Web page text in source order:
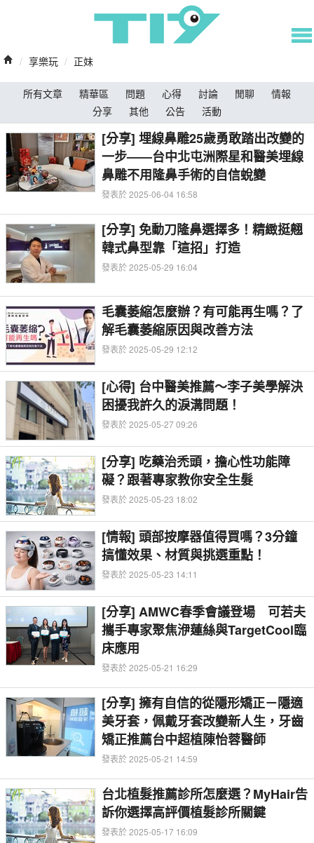
/ 享樂玩 / 正妹
所有文章 精華區 問題 心得 討論 閒聊
情報
分享
其他 公告 活動
[分享] 埋線鼻雕25歲勇敢踏出改變的
一步——台中北屯洲際星和醫美埋線
鼻雕不用隆鼻手術的自信蛻變
發表於 2025-06-04 16:58
[分享] 免動刀隆鼻選擇多！精緻挺翹
韓式鼻型靠「這招」打造
發表於 2025-05-29 16:04
毛囊萎縮怎麼辦？有可能再生嗎？了
解毛囊萎縮原因與改善方法
發表於 2025-05-29 12:12
[心得] 台中醫美推薦～李子美學解決
困擾我許久的淚溝問題！
發表於 2025-05-27 09:26
[分享] 吃藥治禿頭，擔心性功能障
礙？跟著專家教你安全生髮
發表於 2025-05-23 18:02
[情報] 頭部按摩器值得買嗎？3分鐘
搞懂效果、材質與挑選重點！
發表於 2025-05-23 14:11
[分享] AMWC春季會議登場 可若夫
攜手專家聚焦洢蓮絲與TargetCool臨
床應用
發表於 2025-05-21 16:29
[分享] 擁有自信的從隱形矯正－隱適
美牙套，佩戴牙套改變新人生，牙齒
矯正推薦台中超植陳怡蓉醫師
發表於 2025-05-21 14:59
台北植髮推薦診所怎麼選？MyHair告
訴你選擇高評價植髮診所關鍵
發表於 2025-05-17 16:09